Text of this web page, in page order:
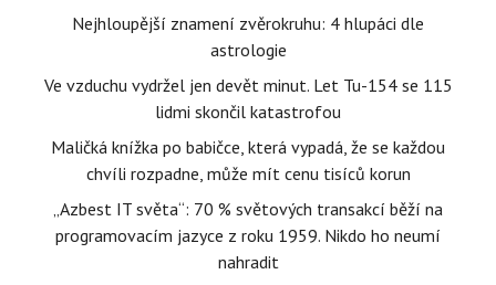
Nejhloupější znamení zvěrokruhu: 4 hlupáci dle
astrologie
Ve vzduchu vydržel jen devět minut. Let Tu-154 se 115
lidmi skončil katastrofou
Maličká knížka po babičce, která vypadá, že se každou
chvíli rozpadne, může mít cenu tisíců korun
„Azbest IT světa“: 70 % světových transakcí běží na
programovacím jazyce z roku 1959. Nikdo ho neumí
nahradit